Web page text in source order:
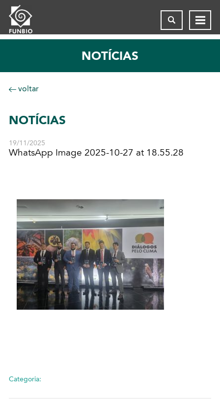
NOTÍCIAS
voltar
NOTÍCIAS
19/11/2025
WhatsApp Image 2025-10-27 at 18.55.28
Categoria: